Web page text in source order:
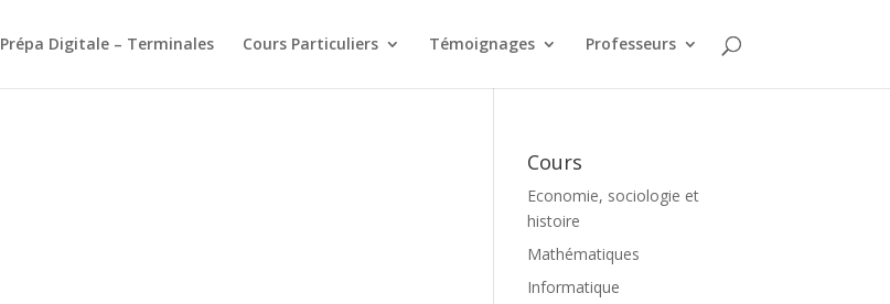
Prépa Digitale – Terminales Cours Particuliers Témoignages Professeurs
Cours
Economie, sociologie et
histoire
Mathématiques
Informatique